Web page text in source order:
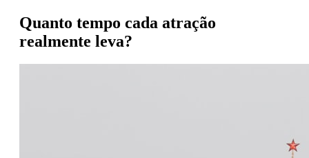
Quanto tempo cada atração
realmente leva?